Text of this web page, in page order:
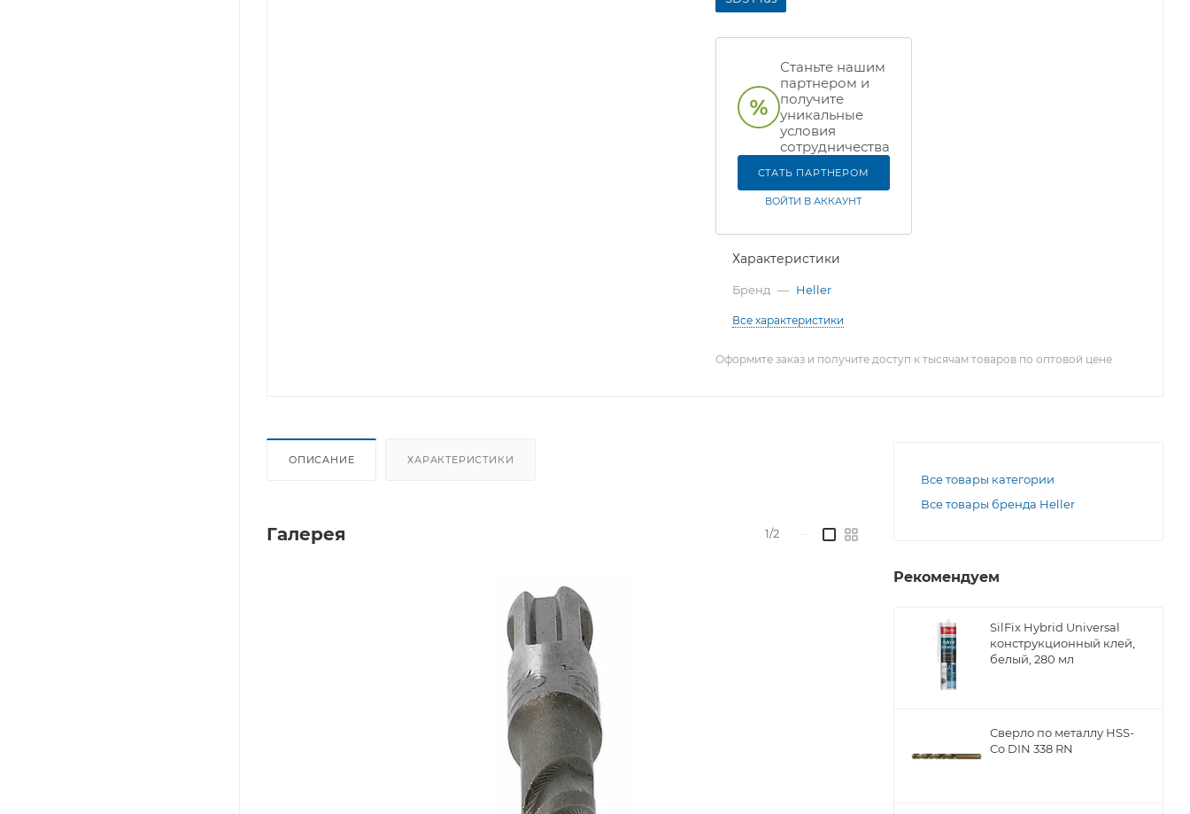
Станьте нашим
партнером и
получите
уникальные
условия
сотрудничества
СТАТЬ ПАРТНЕРОМ
ВОЙТИ В АККАУНТ
Характеристики
Бренд — Heller
Все характеристики
Оформите заказ и получите доступ к тысячам товаров по оптовой цене
ОПИСАНИЕ ХАРАКТЕРИСТИКИ
Галерея 1/2
Все товары категории
Все товары бренда Heller
Рекомендуем
SilFix Hybrid Universal
конструкционный клей,
белый, 280 мл
Сверло по металлу НSS-
Co DIN 338 RN